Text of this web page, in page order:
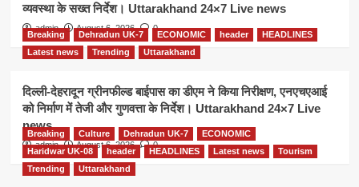
व्यवस्था के सख्त निर्देश। Uttarakhand 24×7 Live news
admin August 6, 2026 0
Breaking Dehradun UK-7 ECONOMIC header
HEADLINES
Latest news
Trending Uttarakhand
दिल्ली-देहरादून ग्रीनफील्ड बाईपास का डीएम ने किया निरीक्षण, एनएचएआई
को निर्माण में तेजी और गुणवत्ता के निर्देश। Uttarakhand 24×7 Live
news
admin August 6, 2026 0
Breaking Culture Dehradun UK-7
ECONOMIC
Haridwar UK-08
header HEADLINES Latest news
Tourism
Trending
Uttarakhand